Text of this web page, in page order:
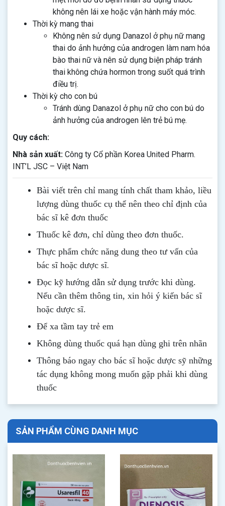
không nên lái xe hoặc vận hành máy móc.
Thời kỳ mang thai
Không nên sử dụng Danazol ở phụ nữ mang
thai do ảnh hưởng của androgen làm nam hóa
bào thai nữ và nên sử dụng biện pháp tránh
thai không chứa hormon trong suốt quá trình
điều trị.
Thời kỳ cho con bú
Tránh dùng Danazol ở phụ nữ cho con bú do
ảnh hưởng của androgen lên trẻ bú mẹ.
Quy cách:
Nhà sản xuất: Công ty Cổ phần Korea United Pharm.
INT’L JSC – Việt Nam
Bài viết trên chỉ mang tính chất tham khảo, liều
lượng dùng thuốc cụ thể nên theo chỉ định của
bác sĩ kê đơn thuốc
Thuốc kê đơn, chỉ dùng theo đơn thuốc.
Thực phẩm chức năng dung theo tư vấn của
bác sĩ hoặc dược sĩ.
Đọc kỹ hướng dẫn sử dụng trước khi dùng.
Nếu cần thêm thông tin, xin hỏi ý kiến bác sĩ
hoặc dược sĩ.
Để xa tầm tay trẻ em
Không dùng thuốc quá hạn dùng ghi trên nhãn
Thông báo ngay cho bác sĩ hoặc dược sỹ những
tác dụng không mong muốn gặp phải khi dùng
thuốc
SẢN PHẨM CÙNG DANH MỤC